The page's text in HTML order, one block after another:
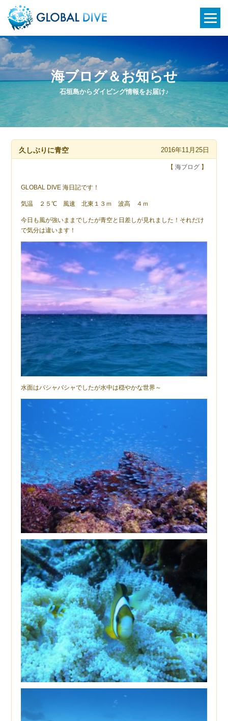
石垣島からダイビング情報をお届け♪
海ブログ＆お知らせ
久しぶりに青空 2016年11月25日
【 海ブログ】
GLOBAL DIVE 海日記です！
気温 ２５℃ 風速 北東１３ｍ 波高 ４ｍ
今日も風が強いままでしたが青空と日差しが見れました！それだけ
で気分は違います！
水面はバシャバシャでしたが水中は穏やかな世界～